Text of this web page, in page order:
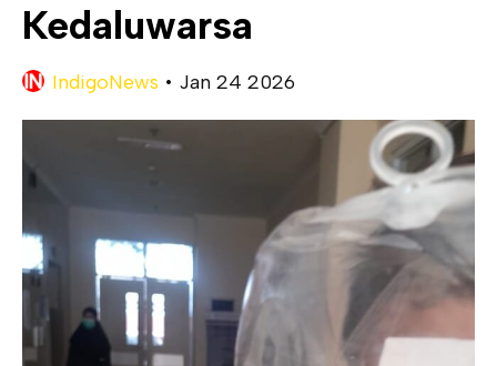
Kedaluwarsa
IndigoNews • Jan 24 2026